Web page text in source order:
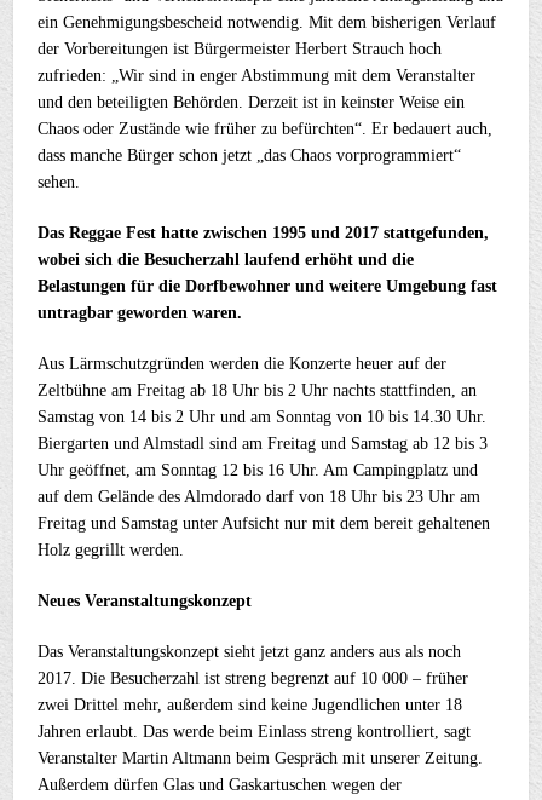
ein Genehmigungsbescheid notwendig. Mit dem bisherigen Verlauf
der Vorbereitungen ist Bürgermeister Herbert Strauch hoch
zufrieden: „Wir sind in enger Abstimmung mit dem Veranstalter
und den beteiligten Behörden. Derzeit ist in keinster Weise ein
Chaos oder Zustände wie früher zu befürchten“. Er bedauert auch,
dass manche Bürger schon jetzt „das Chaos vorprogrammiert“
sehen.
Das Reggae Fest hatte zwischen 1995 und 2017 stattgefunden,
wobei sich die Besucherzahl laufend erhöht und die
Belastungen für die Dorfbewohner und weitere Umgebung fast
untragbar geworden waren.
Aus Lärmschutzgründen werden die Konzerte heuer auf der
Zeltbühne am Freitag ab 18 Uhr bis 2 Uhr nachts stattfinden, an
Samstag von 14 bis 2 Uhr und am Sonntag von 10 bis 14.30 Uhr.
Biergarten und Almstadl sind am Freitag und Samstag ab 12 bis 3
Uhr geöffnet, am Sonntag 12 bis 16 Uhr. Am Campingplatz und
auf dem Gelände des Almdorado darf von 18 Uhr bis 23 Uhr am
Freitag und Samstag unter Aufsicht nur mit dem bereit gehaltenen
Holz gegrillt werden.
Neues Veranstaltungskonzept
Das Veranstaltungskonzept sieht jetzt ganz anders aus als noch
2017. Die Besucherzahl ist streng begrenzt auf 10 000 – früher
zwei Drittel mehr, außerdem sind keine Jugendlichen unter 18
Jahren erlaubt. Das werde beim Einlass streng kontrolliert, sagt
Veranstalter Martin Altmann beim Gespräch mit unserer Zeitung.
Außerdem dürfen Glas und Gaskartuschen wegen der